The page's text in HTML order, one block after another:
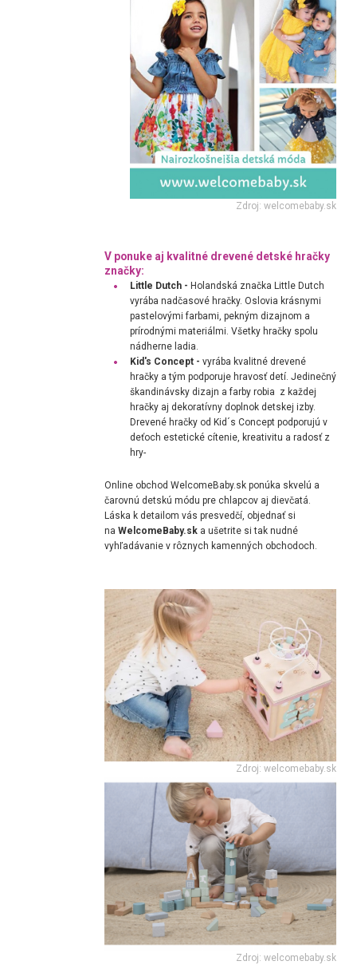
Zdroj: welcomebaby.sk
V ponuke aj kvalitné drevené detské hračky
značky:
Little Dutch - Holandská značka Little Dutch
vyrába nadčasové hračky. Oslovia krásnymi
pastelovými farbami, pekným dizajnom a
prírodnými materiálmi. Všetky hračky spolu
nádherne ladia.
Kid's Concept -vyrába kvalitné drevené
hračky a tým podporuje hravosť detí. Jedinečný
škandinávsky dizajn a farby robia z každej
hračky aj dekoratívny doplnok detskej izby.
Drevené hračky od Kid´s Concept podporujú v
deťoch estetické cítenie, kreativitu a radosť z
hry-
Online obchod WelcomeBaby.sk ponúka skvelú a
čarovnú detskú módu pre chlapcov aj dievčatá.
Láska k detailom vás presvedčí, objednať si
naWelcomeBaby.sk a ušetrite si tak nudné
vyhľadávanie v rôznych kamenných obchodoch.
Zdroj: welcomebaby.sk
Zdroj: welcomebaby.sk